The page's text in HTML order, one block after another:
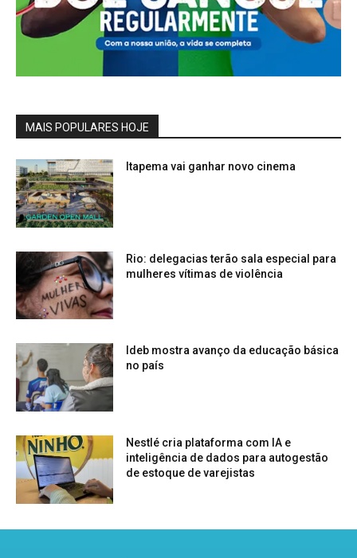
MAIS POPULARES HOJE
Itapema vai ganhar novo cinema
Rio: delegacias terão sala especial para
mulheres vítimas de violência
Ideb mostra avanço da educação básica
no país
Nestlé cria plataforma com IA e
inteligência de dados para autogestão
de estoque de varejistas